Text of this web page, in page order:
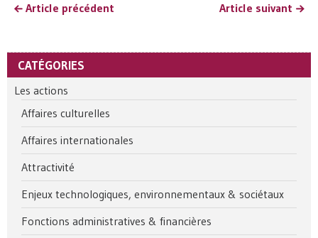
Article précédent Article suivant
CATÉGORIES
Les actions
Affaires culturelles
Affaires internationales
Attractivité
Enjeux technologiques, environnementaux & sociétaux
Fonctions administratives & financières